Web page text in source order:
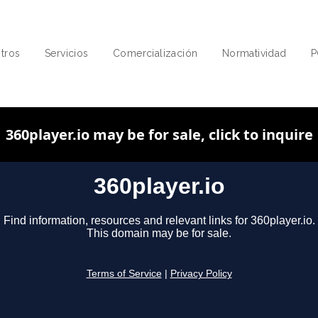
Servicios Comercialización Normatividad